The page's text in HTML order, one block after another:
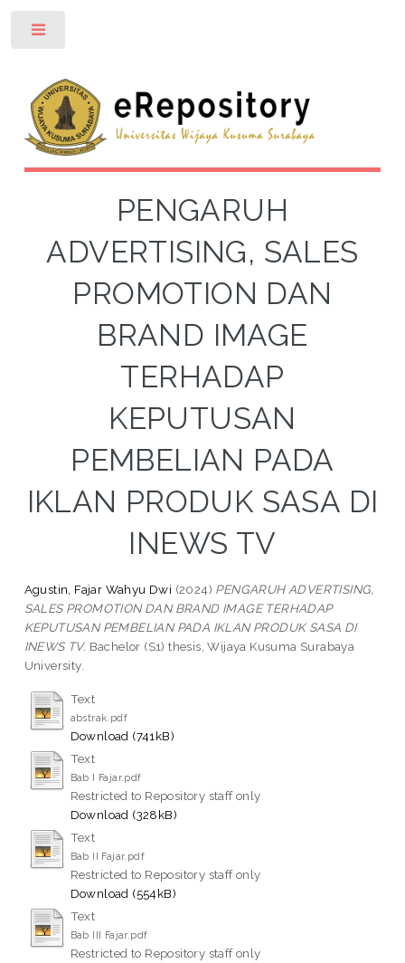
PENGARUH
ADVERTISING, SALES
PROMOTION DAN
BRAND IMAGE
TERHADAP
KEPUTUSAN
PEMBELIAN PADA
IKLAN PRODUK SASA DI
INEWS TV
Agustin, Fajar Wahyu Dwi (2024) PENGARUH ADVERTISING,
SALES PROMOTION DAN BRAND IMAGE TERHADAP
KEPUTUSAN PEMBELIAN PADA IKLAN PRODUK SASA DI
INEWS TV. Bachelor (S1) thesis, Wijaya Kusuma Surabaya
University.
Text
abstrak.pdf
Download (741kB)
Text
Bab I Fajar.pdf
Restricted to Repository staff only
Download (328kB)
Text
Bab II Fajar.pdf
Restricted to Repository staff only
Download (554kB)
Text
Bab III Fajar.pdf
Restricted to Repository staff only